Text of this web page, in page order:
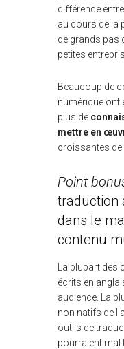
différence
au cours de la
de grands pas
petites
Beaucoup de
numérique ont
plus de
mettre en
croissantes de
Point
traduction
dans le
contenu
La plupart des
écrits en
audience. La
non natifs de
outils de
pourraient mal